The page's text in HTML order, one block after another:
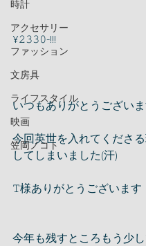
時計
アクセサリー
ファッション
文房具
ライフスタイル
映画
笠岡ノコト
¥𝟸𝟹𝟹𝟶-!!!
いつもありがとうございま
今回英世を入れてくださ
してしまいました(汗)
𝚃様ありがとうございます
今年も残すところもう少し